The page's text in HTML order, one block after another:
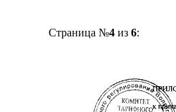
Страница №4из 6: